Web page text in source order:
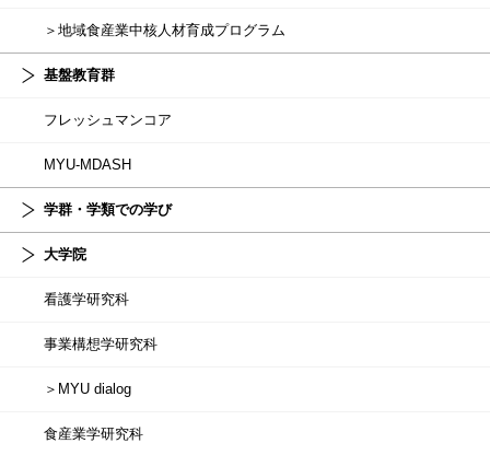
＞地域食産業中核人材育成プログラム
基盤教育群
フレッシュマンコア
MYU-MDASH
学群・学類での学び
大学院
看護学研究科
事業構想学研究科
＞MYU dialog
食産業学研究科